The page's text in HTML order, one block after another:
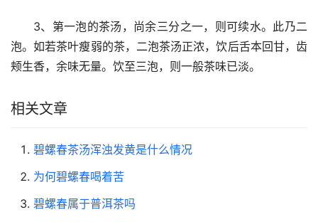
3、第一泡的茶汤，尚余三分之一，则可续水。此乃二
泡。如若茶叶瘦弱的茶，二泡茶汤正浓，饮后舌本回甘，齿
颊生香，余味无量。饮至三泡，则一般茶味已淡。
相关文章
碧螺春茶汤浑浊发黄是什么情况
为何碧螺春喝着苦
碧螺春属于普洱茶吗